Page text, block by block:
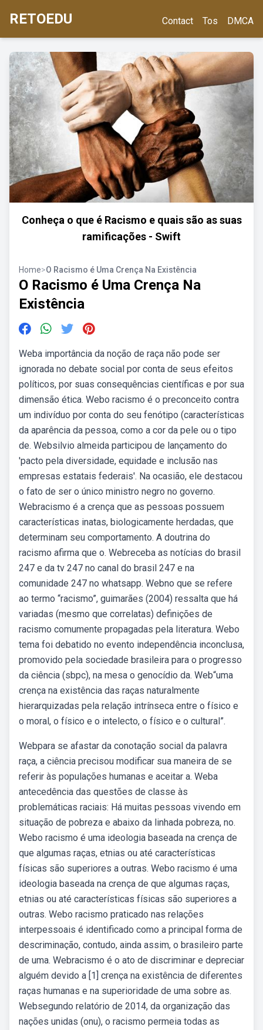
RETOEDU Contact Tos DMCA
Conheça o que é Racismo e quais são as suas
ramificações - Swift
Home>O Racismo é Uma Crença Na Existência
O Racismo é Uma Crença Na
Existência
Weba importância da noção de raça não pode ser
ignorada no debate social por conta de seus efeitos
políticos, por suas consequências científicas e por sua
dimensão ética. Webo racismo é o preconceito contra
um indivíduo por conta do seu fenótipo (características
da aparência da pessoa, como a cor da pele ou o tipo
de. Websilvio almeida participou de lançamento do
'pacto pela diversidade, equidade e inclusão nas
empresas estatais federais'. Na ocasião, ele destacou
o fato de ser o único ministro negro no governo.
Webracismo é a crença que as pessoas possuem
características inatas, biologicamente herdadas, que
determinam seu comportamento. A doutrina do
racismo afirma que o. Webreceba as notícias do brasil
247 e da tv 247 no canal do brasil 247 e na
comunidade 247 no whatsapp. Webno que se refere
ao termo “racismo”, guimarães (2004) ressalta que há
variadas (mesmo que correlatas) definições de
racismo comumente propagadas pela literatura. Webo
tema foi debatido no evento independência inconclusa,
promovido pela sociedade brasileira para o progresso
da ciência (sbpc), na mesa o genocídio da. Web“uma
crença na existência das raças naturalmente
hierarquizadas pela relação intrínseca entre o físico e
o moral, o físico e o intelecto, o físico e o cultural”.
Webpara se afastar da conotação social da palavra
raça, a ciência precisou modificar sua maneira de se
referir às populações humanas e aceitar a. Weba
antecedência das questões de classe às
problemáticas raciais: Há muitas pessoas vivendo em
situação de pobreza e abaixo da linhada pobreza, no.
Webo racismo é uma ideologia baseada na crença de
que algumas raças, etnias ou até características
físicas são superiores a outras. Webo racismo é uma
ideologia baseada na crença de que algumas raças,
etnias ou até características físicas são superiores a
outras. Webo racismo praticado nas relações
interpessoais é identificado como a principal forma de
descriminação, contudo, ainda assim, o brasileiro parte
de uma. Webracismo é o ato de discriminar e depreciar
alguém devido a [1] crença na existência de diferentes
raças humanas e na superioridade de uma sobre as.
Websegundo relatório de 2014, da organização das
nações unidas (onu), o racismo permeia todas as